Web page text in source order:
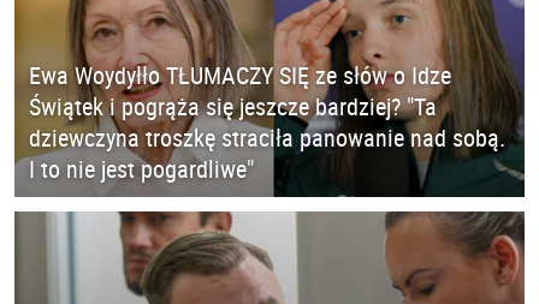
Ewa Woydyłło TŁUMACZY SIĘ ze słów o Idze
Świątek i pogrąża się jeszcze bardziej? "Ta
dziewczyna troszkę straciła panowanie nad sobą.
I to nie jest pogardliwe"